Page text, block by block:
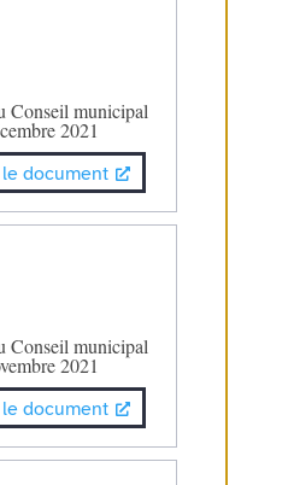
Conseil municipal
2021
document
Conseil municipal
2021
document